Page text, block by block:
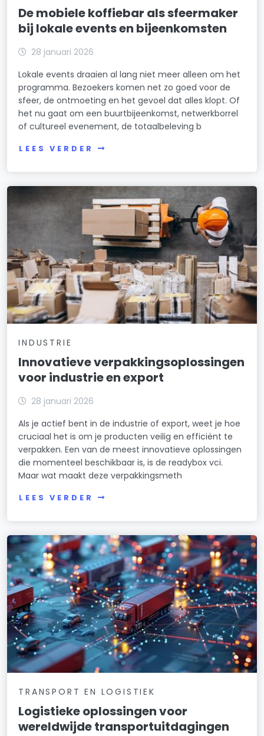
De mobiele koffiebar als sfeermaker
bij lokale events en bijeenkomsten
28 januari 2026
Lokale events draaien al lang niet meer alleen om het
programma. Bezoekers komen net zo goed voor de
sfeer, de ontmoeting en het gevoel dat alles klopt. Of
het nu gaat om een buurtbijeenkomst, netwerkborrel
of cultureel evenement, de totaalbeleving b
LEES VERDER
INDUSTRIE
Innovatieve verpakkingsoplossingen
voor industrie en export
28 januari 2026
Als je actief bent in de industrie of export, weet je hoe
cruciaal het is om je producten veilig en efficiënt te
verpakken. Een van de meest innovatieve oplossingen
die momenteel beschikbaar is, is de readybox vci.
Maar wat maakt deze verpakkingsmeth
LEES VERDER
TRANSPORT EN LOGISTIEK
Logistieke oplossingen voor
wereldwijde transportuitdagingen